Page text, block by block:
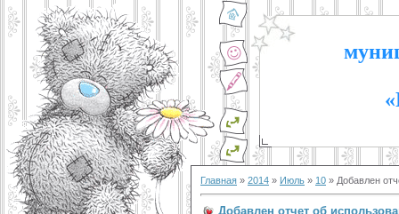
Главная » 2014 » Июль » 10 » Добавлен
Добавлен отчет об